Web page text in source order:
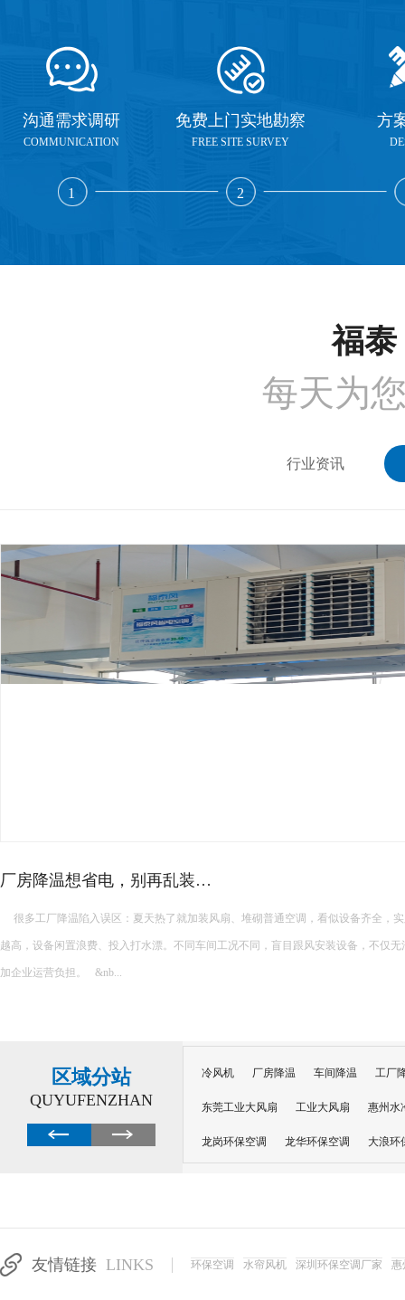
沟通需求调研
COMMUNICATION
1
免费上门实地勘察
FREE SITE SURVEY
2
方
福泰
每天为
行业资讯
蒸发冷空调的降温效果如何？
蒸发冷空调降温效果显著，在干燥环境中效果更佳。一般情况下，一台设备可覆盖较
米，平均可降温 8-13 度，能快速缓解夏日高温。不过在空气湿度较高的湿润地区，
限制。...
区域分站
QUYUFENZHAN
冷风机 厂房降温 车间降温 工厂
东莞工业大风扇 工业大风扇 惠州水
龙岗环保空调 龙华环保空调 大浪环
友情链接 LINKS 环保空调 水帘风机 深圳环保空调厂家 惠